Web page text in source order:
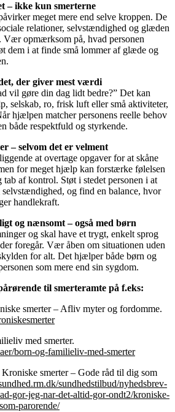
– ikke kun smerterne
meget mere end selve kroppen. De
relationer, selvstændighed og glæden
Vær opmærksom på, hvad personen
dem i at finde små lommer af glæde og
der giver mest værdi
vil gøre din dag lidt bedre?” Det kan
selskab, ro, frisk luft eller små aktiviteter,
hjælpen matcher personens reelle behov
både respektfuld og styrkende.
– selvom det er velment
at overtage opgaver for at skåne
for meget hjælp kan forstærke følelsen
af kontrol. Støt i stedet personen i at
selvstændighed, og find en balance, hvor
handlekraft.
og nænsomt – også med børn
og skal have et trygt, enkelt sprog
foregår. Vær åben om situationen uden
for alt. Det hjælper både børn og
som mere end sin sygdom.
til smerteramte på f.eks:
smerter – Afliv myter og fordomme.
med smerter.
born-og-familieliv-med-smerter
smerter – Gode råd til dig som
sundhedstilbud/nyhedsbrev-
gor-jeg-nar-det-altid-gor-ondt2/kroniske-
parorende/